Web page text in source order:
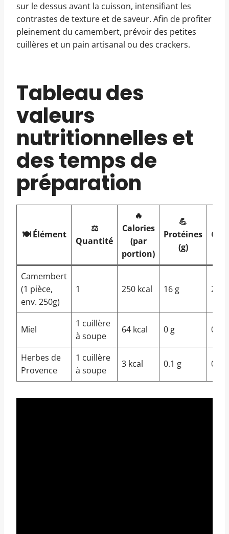
sur le dessus avant la cuisson, intensifiant les
contrastes de texture et de saveur. Afin de profiter
pleinement du camembert, prévoir des petites
cuillères et un pain artisanal ou des crackers.
Tableau des
valeurs
nutritionnelles et
des temps de
préparation
🍽️ Élément
⚖️
Quantité
🔥
Calories
(par
portion)
💪
Protéines
(g)
Camembert
(1 pièce,
env. 250g)
1 250 kcal 16 g 20 g
Miel
1 cuillère
à soupe
64 kcal 0 g 0 g
Herbes de
Provence
1 cuillère
à soupe
3 kcal 0.1 g 0 g